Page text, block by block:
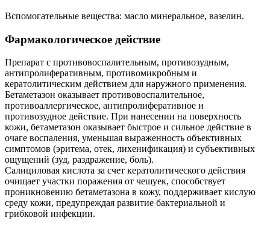
Вспомогательные вещества: масло минеральное, вазелин.
Фармакологическое действие
Препарат с противовоспалительным, противозудным,
антипролиферативным, противомикробным и
кератолитическим действием для наружного применения.
Бетаметазон оказывает противовоспалительное,
противоаллергическое, антипролиферативное и
противозудное действие. При нанесении на поверхность
кожи, бетаметазон оказывает быстрое и сильное действие в
очаге воспаления, уменьшая выраженность объективных
симптомов (эритема, отек, лихенификация) и субъективных
ощущений (зуд, раздражение, боль).
Салициловая кислота за счет кератолитического действия
очищает участки поражения от чешуек, способствует
проникновению бетаметазона в кожу, поддерживает кислую
среду кожи, предупреждая развитие бактериальной и
грибковой инфекции.